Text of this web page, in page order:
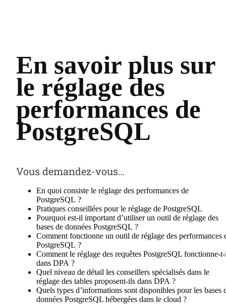
En savoir plus sur
le réglage des
performances de
PostgreSQL
Vous demandez-vous…
En quoi consiste le réglage des performances de
PostgreSQL ?
Pratiques conseillées pour le réglage de PostgreSQL
Pourquoi est-il important d’utiliser un outil de réglage des
bases de données PostgreSQL ?
Comment fonctionne un outil de réglage des performances
PostgreSQL ?
Comment le réglage des requêtes PostgreSQL fonctionne-
dans DPA ?
Quel niveau de détail les conseillers spécialisés dans le
réglage des tables proposent-ils dans DPA ?
Quels types d’informations sont disponibles pour les bases
données PostgreSQL hébergées dans le cloud ?